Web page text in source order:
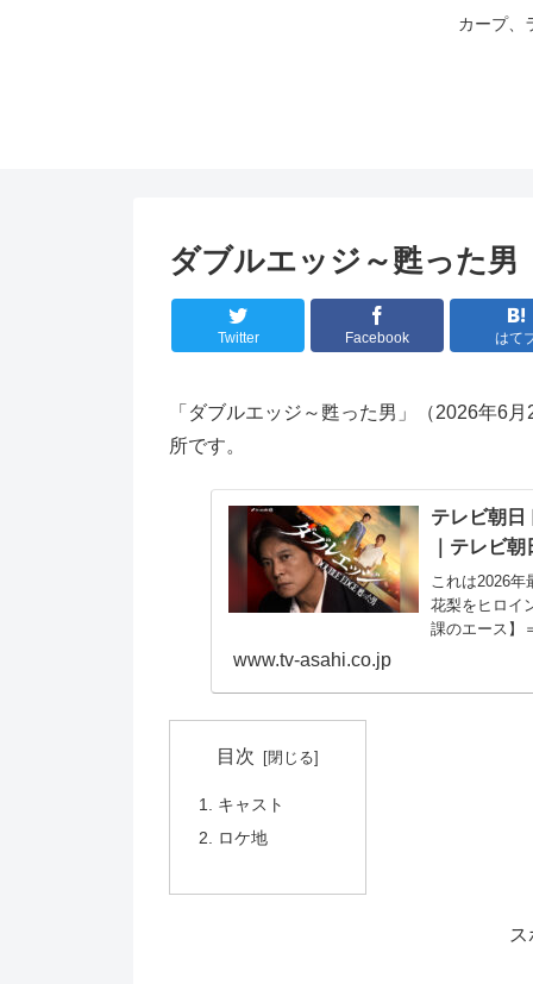
カープ、
ダブルエッジ～甦った男
Twitter Facebook はて
「ダブルエッジ～甦った男」（2026年6
所です。
テレビ朝日
｜テレビ朝
これは2026
花梨をヒロイ
課のエース】
www.tv-asahi.co.jp
目次
キャスト
ロケ地